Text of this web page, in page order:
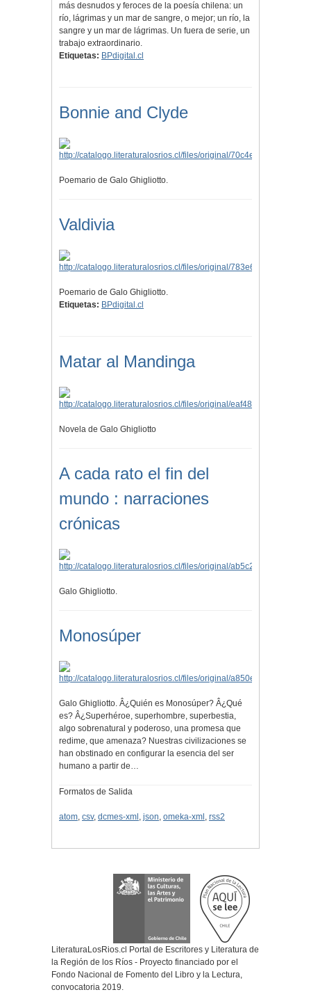
más desnudos y feroces de la poesía chilena: un
río, lágrimas y un mar de sangre, o mejor; un río, la
sangre y un mar de lágrimas. Un fuera de serie, un
trabajo extraordinario.
Etiquetas: BPdigital.cl
Bonnie and Clyde
Poemario de Galo Ghigliotto.
Valdivia
Poemario de Galo Ghigliotto.
Etiquetas: BPdigital.cl
Matar al Mandinga
Novela de Galo Ghigliotto
A cada rato el fin del
mundo : narraciones
crónicas
Galo Ghigliotto.
Monosúper
Galo Ghigliotto. Â¿Quién es Monosúper? Â¿Qué
es? Â¿Superhéroe, superhombre, superbestia,
algo sobrenatural y poderoso, una promesa que
redime, que amenaza? Nuestras civilizaciones se
han obstinado en configurar la esencia del ser
humano a partir de…
Formatos de Salida
atom, csv, dcmes-xml , json, omeka-xml , rss2
LiteraturaLosRios.cl Portal de Escritores y Literatura de
la Región de los Ríos - Proyecto financiado por el
Fondo Nacional de Fomento del Libro y la Lectura,
convocatoria 2019.